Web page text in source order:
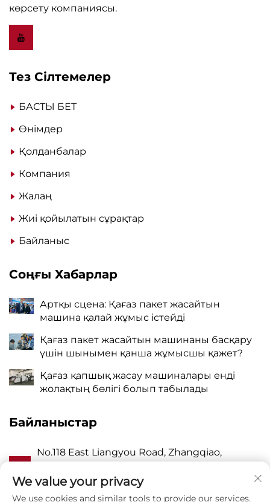
көрсету компаниясы.
Тез Сілтемелер
БАСТЫ БЕТ
Өнімдер
Қолданбалар
Компания
Жалаң
Жиі қойылатын сұрақтар
Байланыс
Соңғы Хабарлар
Артқы сцена: Қағаз пакет жасайтын
машина қалай жұмыс істейді
Қағаз пакет жасайтын машинаны басқару
үшін шынымен қанша жұмысшы қажет?
Қағаз қапшық жасау машиналары енді
жолақтың бөлігі болып табылады
Байланыстар
А
No.118 East Liangyou Road, Zhangqiao,
Wanquan Town, Pingyang, Wenzhou City,
Zhejiang P.R. China 325409
We value your privacy
We use cookies and similar tools to provide our services.